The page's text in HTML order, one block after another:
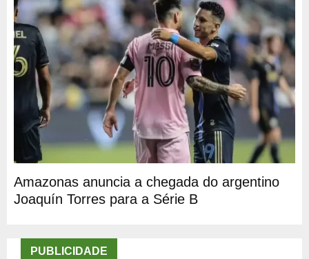
Amazonas anuncia a chegada do argentino
Joaquín Torres para a Série B
PUBLICIDADE